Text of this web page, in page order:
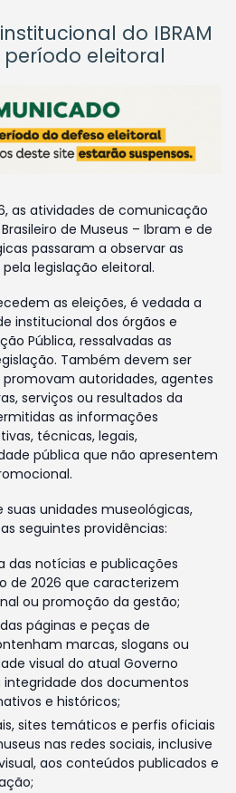
do IBRAM
eleitoral
as atividades de comunicação
de Museus – Ibram e de
passaram a observar as
legislação eleitoral.
as eleições, é vedada a
institucional dos órgãos e
Pública, ressalvadas as
Também devem ser
autoridades, agentes
serviços ou resultados da
as informações
técnicas, legais,
pública que não apresentem
unidades museológicas,
seguintes providências:
notícias e publicações
de 2026 que caracterizem
ou promoção da gestão;
páginas e peças de
marcas, slogans ou
visual do atual Governo
integridade dos documentos
e históricos;
sites temáticos e perfis oficiais
nas redes sociais, inclusive
aos conteúdos publicados e